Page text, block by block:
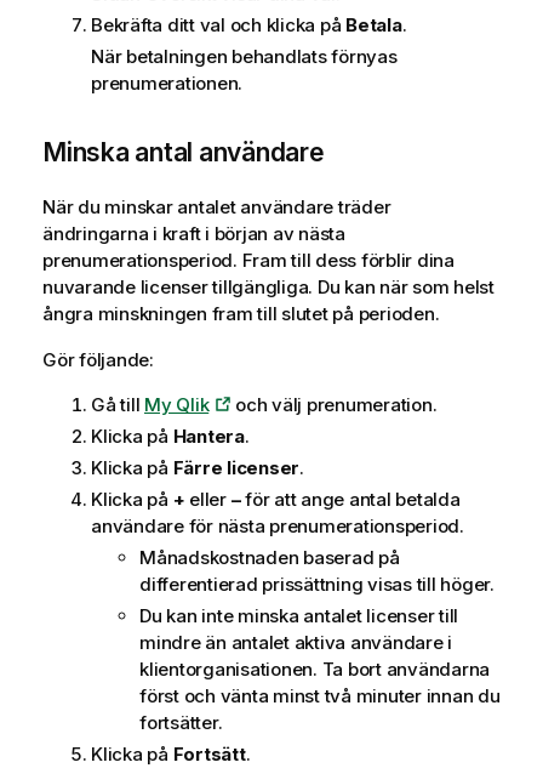
i
g
o
t
p
s
Bekräfta ditt val och klicka på Betala.
När betalningen behandlats förnyas
prenumerationen.
Minska antal användare
När du minskar antalet användare träder
ändringarna i kraft i början av nästa
prenumerationsperiod. Fram till dess förblir dina
nuvarande licenser tillgängliga. Du kan när som helst
ångra minskningen fram till slutet på perioden.
Gör följande:
Gå till My Qlik
och välj prenumeration.
Klicka på Hantera.
Klicka på Färre licenser.
Klicka på + eller –för att ange antal betalda
användare för nästa prenumerationsperiod.
Månadskostnaden baserad på
differentierad prissättning visas till höger.
Du kan inte minska antalet licenser till
mindre än antalet aktiva användare i
klientorganisationen. Ta bort användarna
först och vänta minst två minuter innan du
fortsätter.
Klicka på Fortsätt.